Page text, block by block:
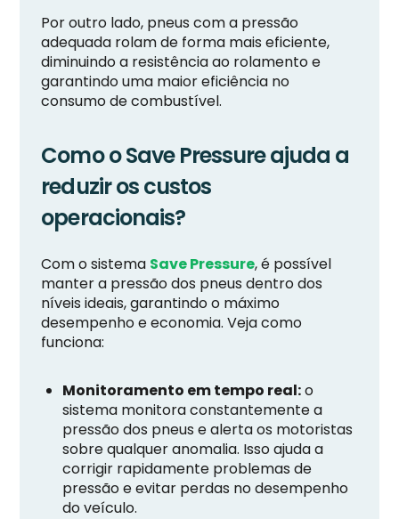
Por outro lado, pneus com a pressão
adequada rolam de forma mais eficiente,
diminuindo a resistência ao rolamento e
garantindo uma maior eficiência no
consumo de combustível.
Como o Save Pressure ajuda a
reduzir os custos
operacionais?
Com o sistema Save Pressure, é possível
manter a pressão dos pneus dentro dos
níveis ideais, garantindo o máximo
desempenho e economia. Veja como
funciona:
Monitoramento em tempo real:o
sistema monitora constantemente a
pressão dos pneus e alerta os motoristas
sobre qualquer anomalia. Isso ajuda a
corrigir rapidamente problemas de
pressão e evitar perdas no desempenho
do veículo.